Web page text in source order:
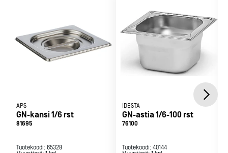
APS
GN-kansi 1/6 rst
81695
Tuotekoodi: 65328
IDESTA
GN-astia 1/6-100 rst
76100
Tuotekoodi: 40144